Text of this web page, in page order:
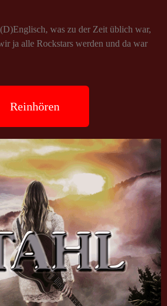
was zu der Zeit üblich war,
ja alle Rockstars werden und da war
Reinhören